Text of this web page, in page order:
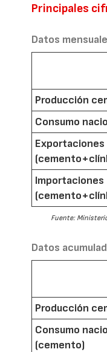
Principales
Datos
Producción
Consumo
Exportaciones
Importaciones
Fuente:
Datos
Producción
Consumo
(cemento)